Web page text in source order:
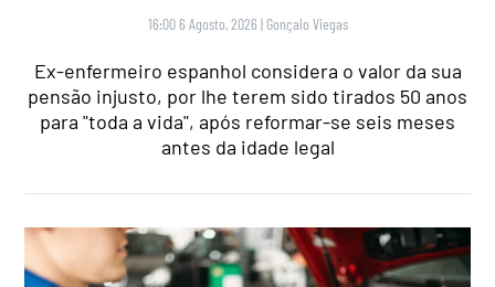
16:00 6 Agosto, 2026 | Gonçalo Viegas
Ex-enfermeiro espanhol considera o valor da sua
pensão injusto, por lhe terem sido tirados 50 anos
para "toda a vida", após reformar-se seis meses
antes da idade legal